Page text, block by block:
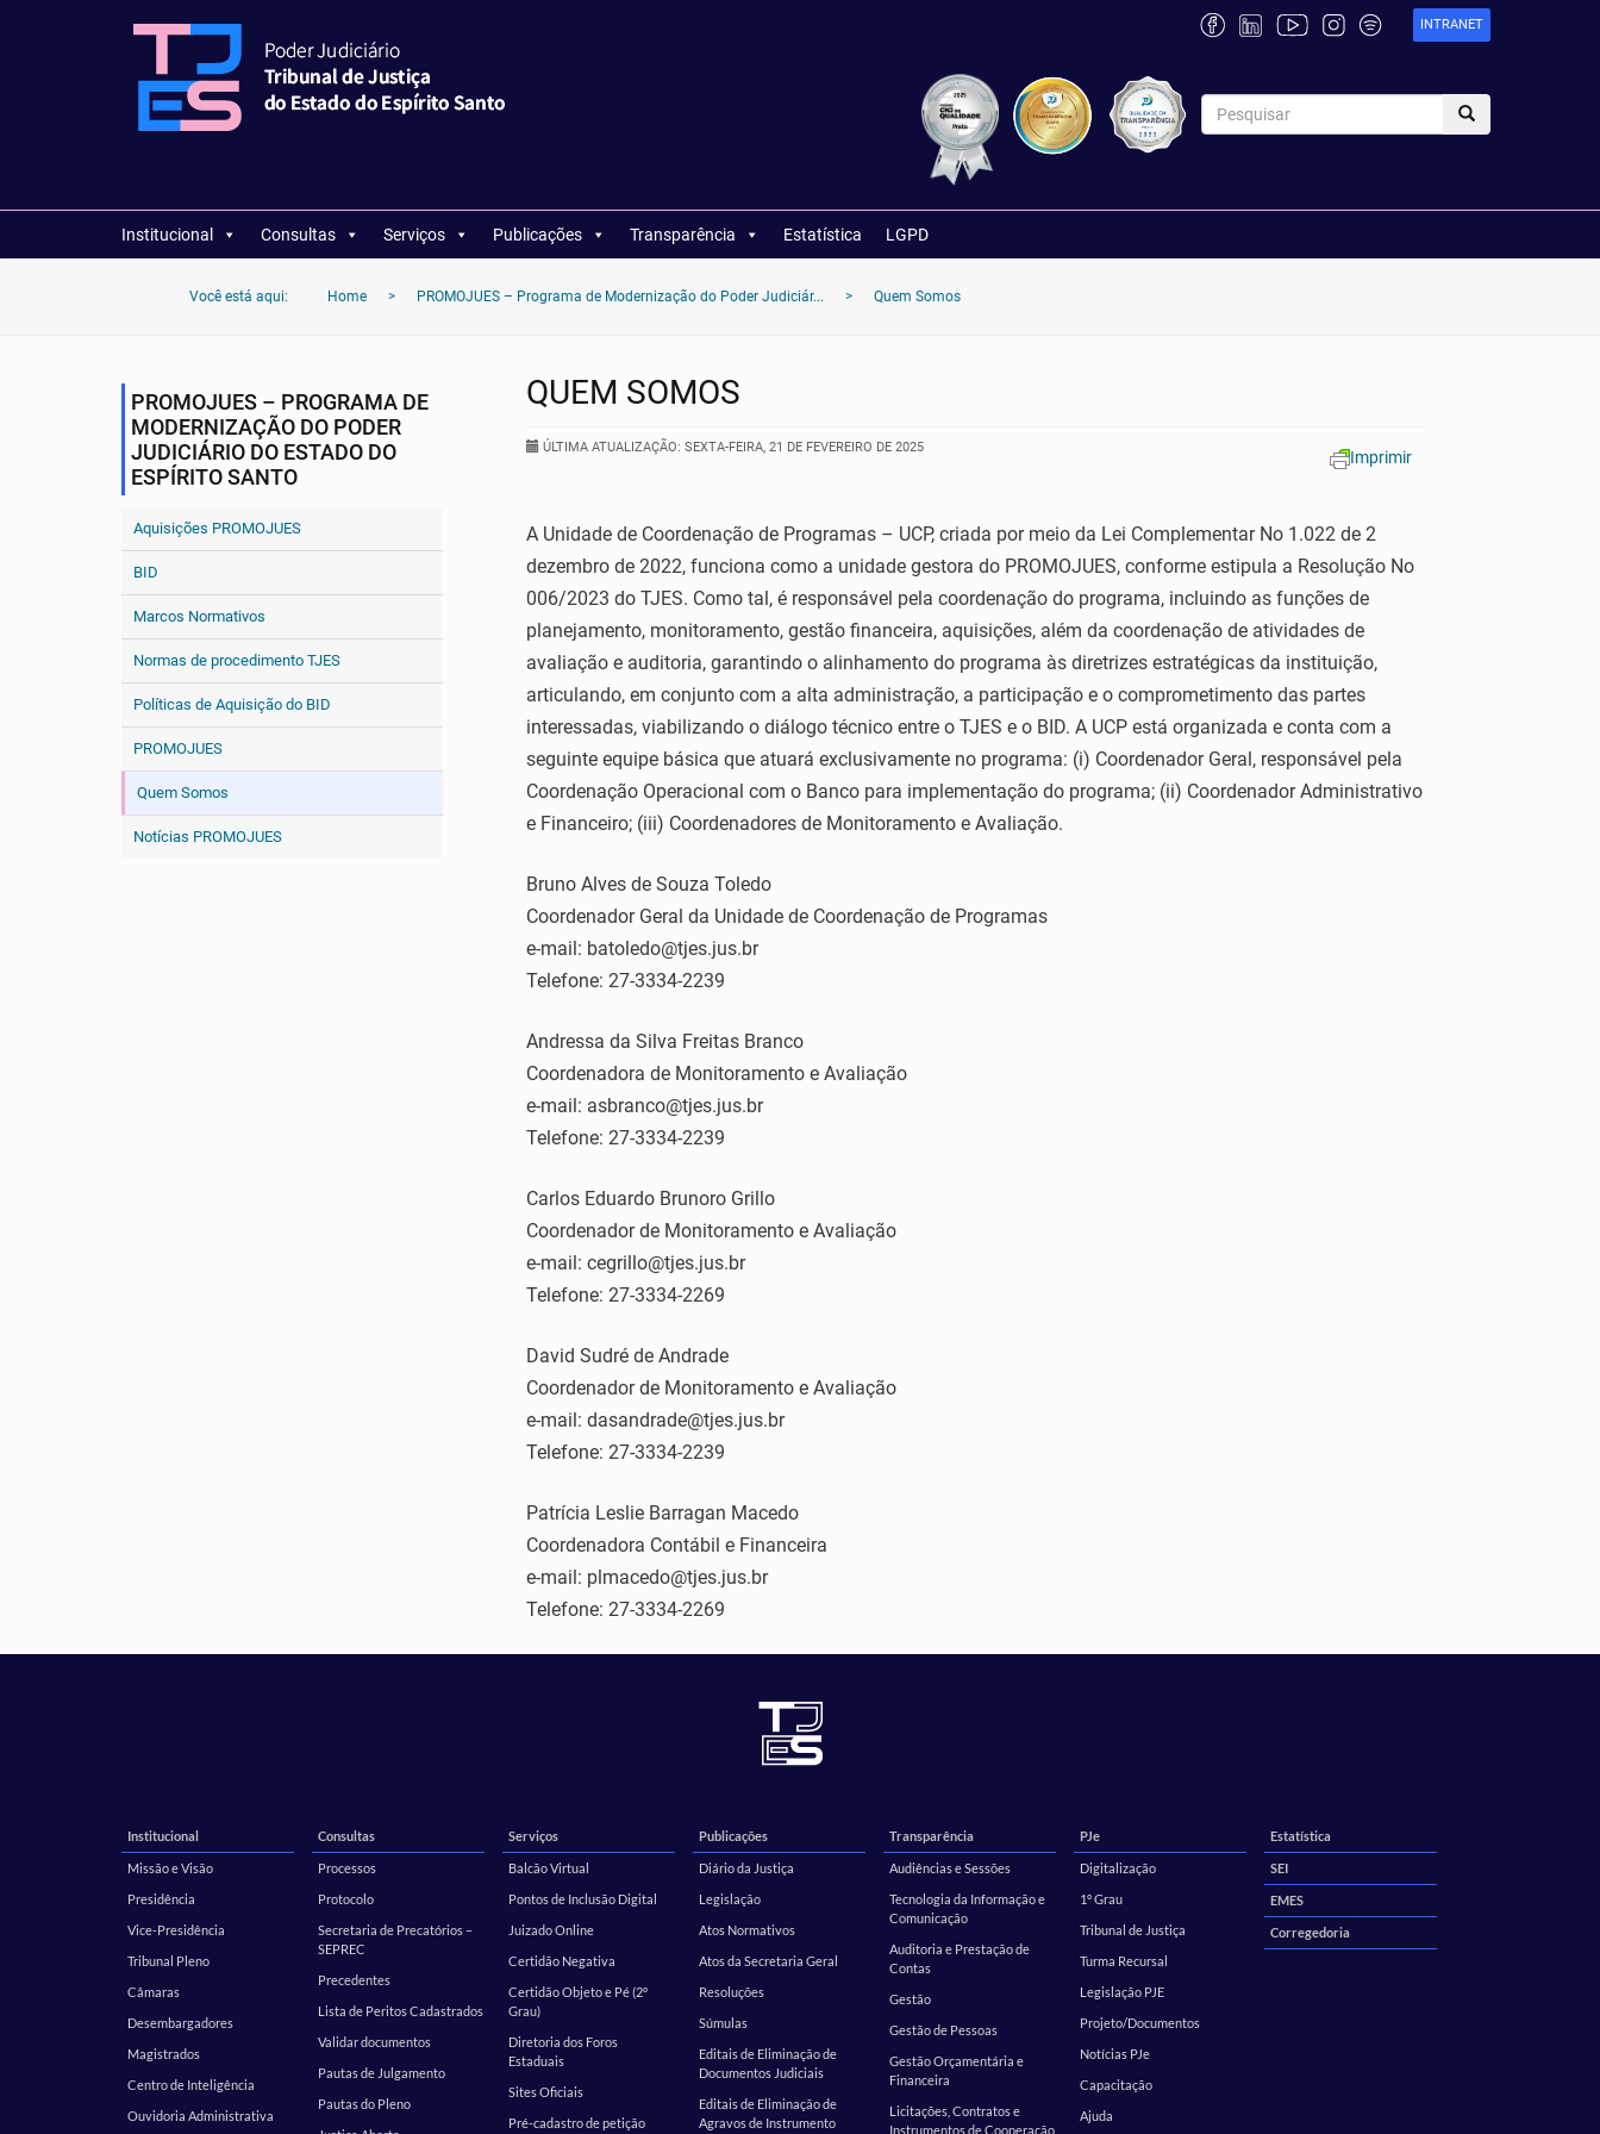
INTRANET
Institucional Consultas Serviços Publicações Transparência Estatística LGPD
Você está aqui: Home > PROMOJUES – Programa de Modernização do Poder Judiciár... > Quem Somos
PROMOJUES – PROGRAMA DE
MODERNIZAÇÃO DO PODER
JUDICIÁRIO DO ESTADO DO
ESPÍRITO SANTO
Aquisições PROMOJUES
BID
Marcos Normativos
Normas de procedimento TJES
Políticas de Aquisição do BID
PROMOJUES
Quem Somos
Notícias PROMOJUES
QUEM SOMOS
Imprimir
ÚLTIMA ATUALIZAÇÃO: SEXTA-FEIRA, 21 DE FEVEREIRO DE 2025
A Unidade de Coordenação de Programas – UCP, criada por meio da Lei Complementar No 1.022 de 2
dezembro de 2022, funciona como a unidade gestora do PROMOJUES, conforme estipula a Resolução No
006/2023 do TJES. Como tal, é responsável pela coordenação do programa, incluindo as funções de
planejamento, monitoramento, gestão financeira, aquisições, além da coordenação de atividades de
avaliação e auditoria, garantindo o alinhamento do programa às diretrizes estratégicas da instituição,
articulando, em conjunto com a alta administração, a participação e o comprometimento das partes
interessadas, viabilizando o diálogo técnico entre o TJES e o BID. A UCP está organizada e conta com a
seguinte equipe básica que atuará exclusivamente no programa: (i) Coordenador Geral, responsável pela
Coordenação Operacional com o Banco para implementação do programa; (ii) Coordenador Administrativo
e Financeiro; (iii) Coordenadores de Monitoramento e Avaliação.
Bruno Alves de Souza Toledo
Coordenador Geral da Unidade de Coordenação de Programas
e-mail: batoledo@tjes.jus.br
Telefone: 27-3334-2239
Andressa da Silva Freitas Branco
Coordenadora de Monitoramento e Avaliação
e-mail: asbranco@tjes.jus.br
Telefone: 27-3334-2239
Carlos Eduardo Brunoro Grillo
Coordenador de Monitoramento e Avaliação
e-mail: cegrillo@tjes.jus.br
Telefone: 27-3334-2269
David Sudré de Andrade
Coordenador de Monitoramento e Avaliação
e-mail: dasandrade@tjes.jus.br
Telefone: 27-3334-2239
Patrícia Leslie Barragan Macedo
Coordenadora Contábil e Financeira
e-mail: plmacedo@tjes.jus.br
Telefone: 27-3334-2269
Institucional
Missão e Visão
Presidência
Vice-Presidência
Tribunal Pleno
Câmaras
Desembargadores
Magistrados
Centro de Inteligência
Ouvidoria Administrativa
Consultas
Processos
Protocolo
Secretaria de Precatórios –
SEPREC
Precedentes
Lista de Peritos Cadastrados
Validar documentos
Pautas de Julgamento
Pautas do Pleno
Serviços
Balcão Virtual
Pontos de Inclusão Digital
Juizado Online
Certidão Negativa
Certidão Objeto e Pé (2º
Grau)
Diretoria dos Foros
Estaduais
Sites Oficiais
Pré-cadastro de petição
Publicações
Diário da Justiça
Legislação
Atos Normativos
Atos da Secretaria Geral
Resoluções
Súmulas
Editais de Eliminação de
Documentos Judiciais
Editais de Eliminação de
Agravos de Instrumento
Transparência
Audiências e Sessões
Tecnologia da Informação e
Comunicação
Auditoria e Prestação de
Contas
Gestão
Gestão de Pessoas
Gestão Orçamentária e
Financeira
Licitações, Contratos e
Instrumentos de Cooperação
PJe
Digitalização
1º Grau
Tribunal de Justiça
Turma Recursal
Legislação PJE
Projeto/Documentos
Notícias PJe
Capacitação
Ajuda
Estatística
SEI
EMES
Corregedoria